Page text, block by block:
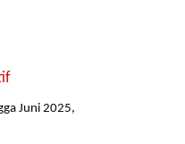
Juni 2025,